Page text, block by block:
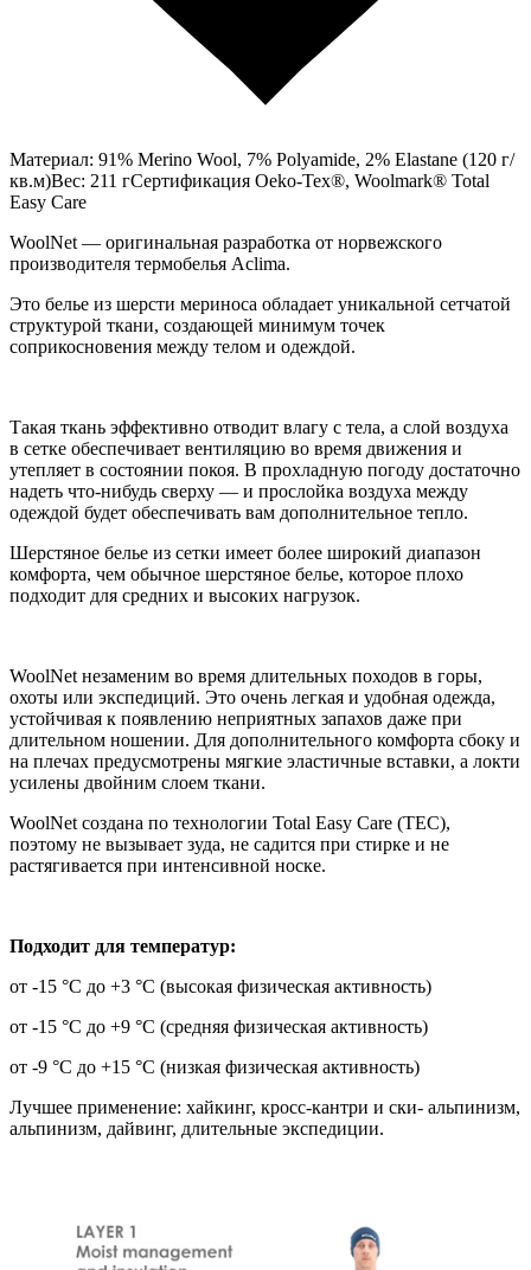
Материал: 91% Merino Wool, 7% Polyamide, 2% Elastane (120 г/
кв.м)Вес: 211 гСертификация Oeko-Tex®, Woolmark® Total
Easy Care
WoolNet — оригинальная разработка от норвежского
производителя термобелья Aclima.
Это белье из шерсти мериноса обладает уникальной сетчатой
структурой ткани, создающей минимум точек
соприкосновения между телом и одеждой.
Такая ткань эффективно отводит влагу с тела, а слой воздуха
в сетке обеспечивает вентиляцию во время движения и
утепляет в состоянии покоя. В прохладную погоду достаточно
надеть что-нибудь сверху — и прослойка воздуха между
одеждой будет обеспечивать вам дополнительное тепло.
Шерстяное белье из сетки имеет более широкий диапазон
комфорта, чем обычное шерстяное белье, которое плохо
подходит для средних и высоких нагрузок.
WoolNet незаменим во время длительных походов в горы,
охоты или экспедиций. Это очень легкая и удобная одежда,
устойчивая к появлению неприятных запахов даже при
длительном ношении. Для дополнительного комфорта сбоку и
на плечах предусмотрены мягкие эластичные вставки, а локти
усилены двойним слоем ткани.
WoolNet создана по технологии Total Easy Care (TEC),
поэтому не вызывает зуда, не садится при стирке и не
растягивается при интенсивной носке.
Подходит для температур:
от -15 °C до +3 °C (высокая физическая активность)
от -15 °C до +9 °C (средняя физическая активность)
от -9 °C до +15 °C (низкая физическая активность)
Лучшее применение: хайкинг, кросс-кантри и ски- альпинизм,
альпинизм, дайвинг, длительные экспедиции.